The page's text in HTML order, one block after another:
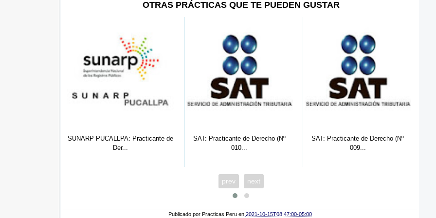
OTRAS PRÁCTICAS QUE TE PUEDEN GUSTAR
PUCALLPA: Practicante de
SAT: Practicante de Derecho (Nº
SAT: Practicante de Derecho (Nº
INEI Lima: Practicante
prev next
Publicado por Practicas Peru en 2021-10-15T08:47:00-05:00